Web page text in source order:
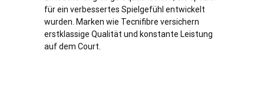
für ein verbessertes Spielgefühl entwickelt
wurden. Marken wie Tecnifibre versichern
erstklassige Qualität und konstante Leistung
auf dem Court.